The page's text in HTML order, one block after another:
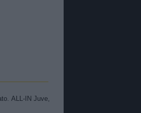
ALL-IN Juve,